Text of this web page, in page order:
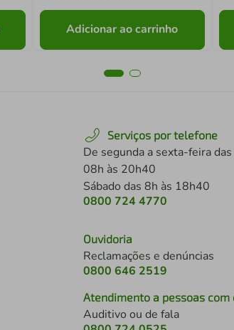
Adicionar ao carrinho
Serviços por telefone
De segunda a sexta-feira das
08h às 20h40
Sábado das 8h às 18h40
0800 724 4770
Ouvidoria
Reclamações e denúncias
0800 646 2519
Atendimento a pessoas com
Auditivo ou de fala